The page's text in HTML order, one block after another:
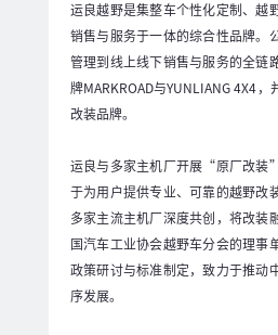
运良越野是集整车个性化定制、越
销售与服务于一体的综合性品牌。
管理到线上线下销售与服务的全链
牌MARKROAD与YUNLIANG 4X4
改装品牌。
运良与多家主机厂开展“原厂改装
于为用户提供专业、可靠的越野改
多家主流主机厂深度共创，将改装
国汽车工业协会越野车分会的理事
政策研讨与标准制定，致力于推动
序发展。